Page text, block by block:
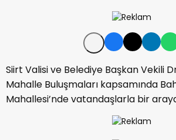
Siirt Valisi ve Belediye Başkan Vekili
Mahalle Buluşmaları kapsamında
Mahallesi’nde vatandaşlarla bir